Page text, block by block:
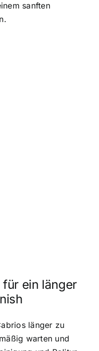
sanften
ein länger
länger zu
warten und